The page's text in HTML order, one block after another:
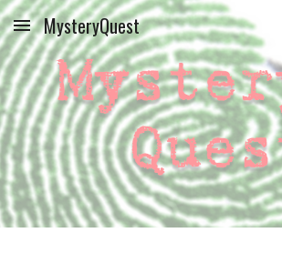
Skip to main content
MysteryQuest